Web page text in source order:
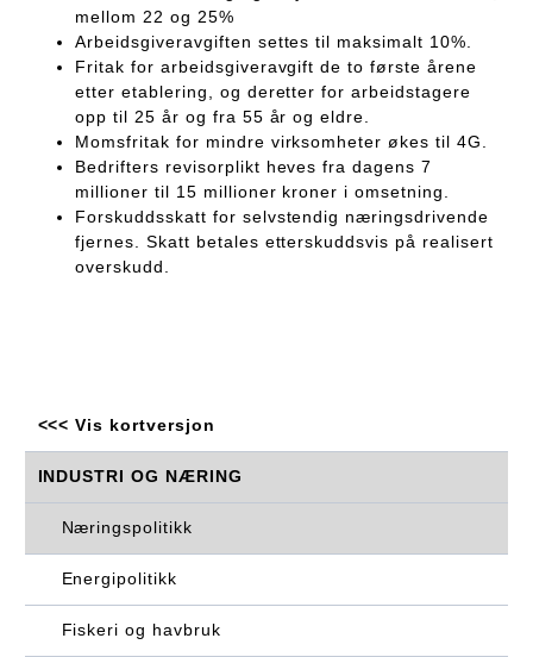
mellom 22 og 25%
Arbeidsgiveravgiften settes til maksimalt 10%.
Fritak for arbeidsgiveravgift de to første årene
etter etablering, og deretter for arbeidstagere
opp til 25 år og fra 55 år og eldre.
Momsfritak for mindre virksomheter økes til 4G.
Bedrifters revisorplikt heves fra dagens 7
millioner til 15 millioner kroner i omsetning.
Forskuddsskatt for selvstendig næringsdrivende
fjernes. Skatt betales etterskuddsvis på realisert
overskudd.
<<< Vis kortversjon
INDUSTRI OG NÆRING
Næringspolitikk
Energipolitikk
Fiskeri og havbruk